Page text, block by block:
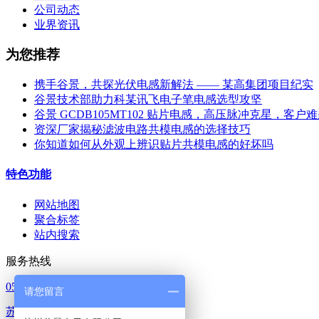
公司动态
业界资讯
为您推荐
携手谷景，共探光伏电感新解法 —— 某高集团项目纪实
谷景技术部助力科某讯飞电子笔电感选型攻坚
谷景 GCDB105MT102 贴片电感，高压脉冲克星，客户
资深厂家揭秘滤波电路共模电感的选择技巧
你知道如何从外观上辨识贴片共模电感的好坏吗
特色功能
网站地图
聚合标签
站内搜索
服务热线
0512-65368862
苏ICP备14023902号-1
请您留言